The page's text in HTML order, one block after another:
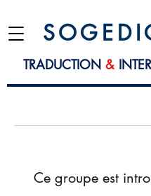
S O G E D I
TRADUCTION &
Ce groupe est